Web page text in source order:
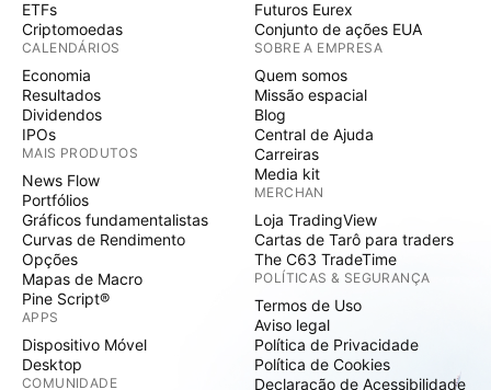
ETFs
Criptomoedas
CALENDÁRIOS
Economia
Resultados
Dividendos
IPOs
MAIS PRODUTOS
News Flow
Portfólios
Gráficos fundamentalistas
Curvas de Rendimento
Opções
Mapas de Macro
Pine Script®
APPS
Dispositivo Móvel
Desktop
COMUNIDADE
Futuros Eurex
Conjunto de ações EUA
SOBRE A EMPRESA
Quem somos
Missão espacial
Blog
Central de Ajuda
Carreiras
Media kit
MERCHAN
Loja TradingView
Cartas de Tarô para traders
The C63 TradeTime
POLÍTICAS & SEGURANÇA
Termos de Uso
Aviso legal
Política de Privacidade
Política de Cookies
Declaração de Acessibilidade